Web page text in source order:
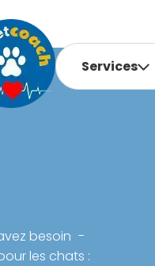
Services
besoin
les chats :